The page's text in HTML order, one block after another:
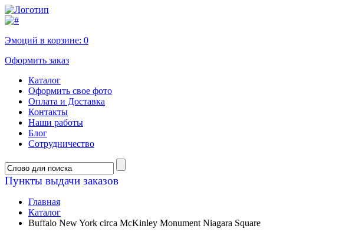
Эмоций в корзине: 0
Оформить заказ
Каталог
Оформить свое фото
Оплата и Доставка
Контакты
Наши работы
Блог
Сотрудничество
Пункты выдачи заказов
Главная
Каталог
Buffalo New York circa McKinley Monument Niagara Square